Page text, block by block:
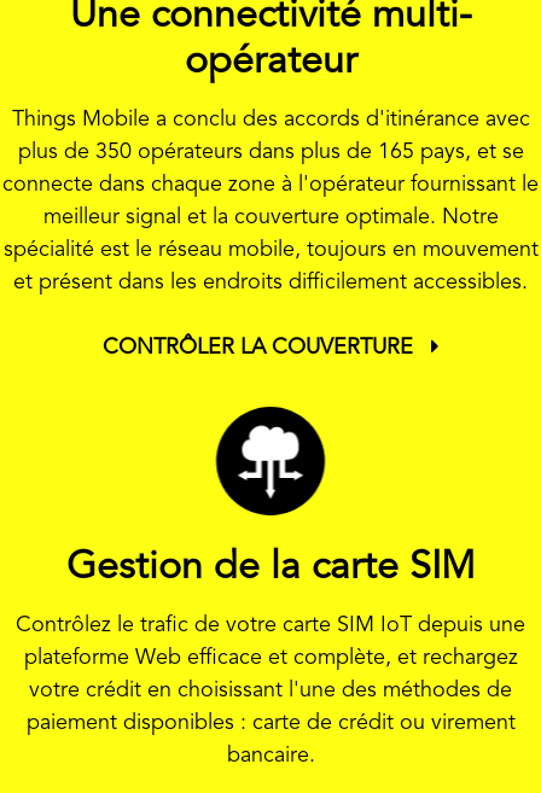
Une connectivité multi-
opérateur
Things Mobile a conclu des accords d'itinérance avec
plus de 350 opérateurs dans plus de 165 pays, et se
connecte dans chaque zone à l'opérateur fournissant le
meilleur signal et la couverture optimale. Notre
spécialité est le réseau mobile, toujours en mouvement
et présent dans les endroits difficilement accessibles.
CONTRÔLER LA COUVERTURE
Gestion de la carte SIM
Contrôlez le trafic de votre carte SIM IoT depuis une
plateforme Web efficace et complète, et rechargez
votre crédit en choisissant l'une des méthodes de
paiement disponibles : carte de crédit ou virement
bancaire.